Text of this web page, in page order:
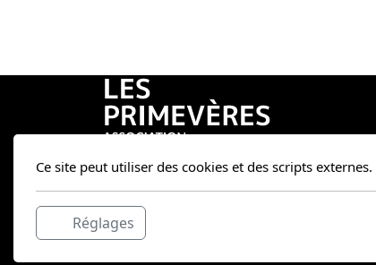
Allée de la garenneVille
04.77.55.82.28
Ce site peut utiliser des cookies et des scripts externes.
Réglages